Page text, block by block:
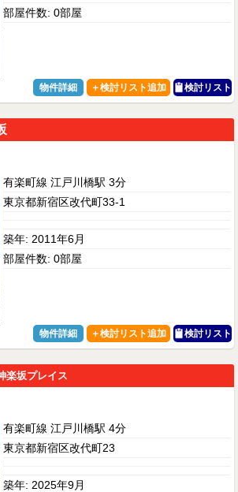
部屋件数: 0部屋
物件詳細 検討リスト
有楽町線 江戸川橋駅 3分
東京都新宿区改代町33-1
築年: 2011年6月
部屋件数: 0部屋
物件詳細 検討リスト
楽坂プレイス
有楽町線 江戸川橋駅 4分
東京都新宿区改代町23
築年: 2025年9月